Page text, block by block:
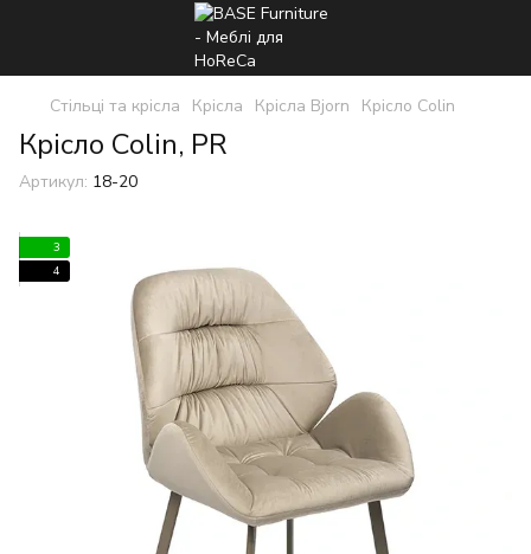
Стільці та крісла Крісла Крісла Bjorn Крісло Colin
Крісло Colin, PR
Артикул: 18-20
3
4